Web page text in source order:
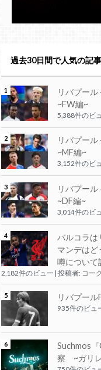
過去30日間で人気の記事
リバプー
~FW編~
5,388件のビ
リバプー
~MF編~
3,152件のビ
リバプー
~DF編~
3,014件のビ
バルコラは
マンデはど
噂について
2,182件のビュー | 投稿者: コーク
リバプー
935件のビュ
Suchmos
察 ~ガリ